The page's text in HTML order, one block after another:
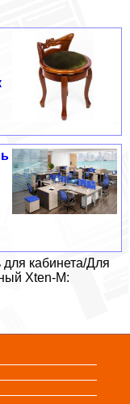
кабинета/Для
Xten-M: